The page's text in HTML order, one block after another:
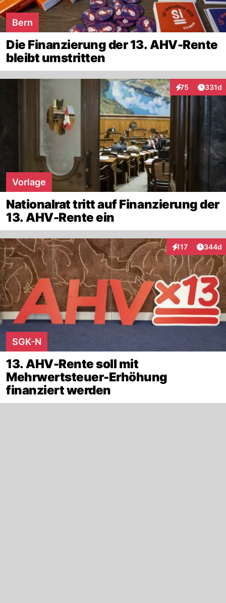
Bern
Die Finanzierung der 13. AHV-Rente
bleibt umstritten
75
Interaktionen
331d
Vorlage
Nationalrat tritt auf Finanzierung der
13. AHV-Rente ein
117
Interaktionen
344d
SGK-N
13. AHV-Rente soll mit
Mehrwertsteuer-Erhöhung
finanziert werden